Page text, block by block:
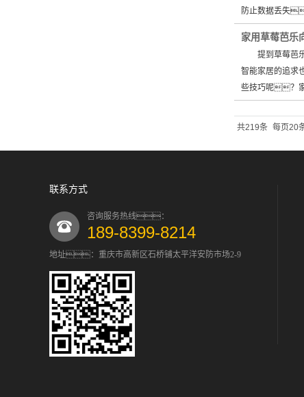
防止数据丢失
家用草莓芭
提到草莓芭乐
智能家居的追
些技巧呢？
共219条 每页20
联系方式
咨询服务热线：
189-8399-8214
地址：重庆市高新区石桥铺太平洋安防市场2-9